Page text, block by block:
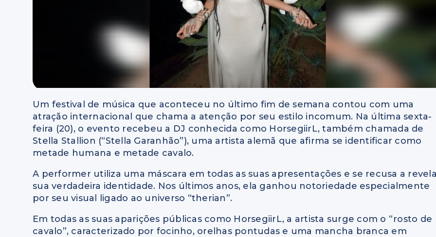
Um festival de música que aconteceu no último fim de semana contou com uma
atração internacional que chama a atenção por seu estilo incomum. Na última sexta-
feira (20), o evento recebeu a DJ conhecida como HorsegiirL, também chamada de
Stella Stallion (“Stella Garanhão”), uma artista alemã que afirma se identificar como
metade humana e metade cavalo.
A performer utiliza uma máscara em todas as suas apresentações e se recusa a
sua verdadeira identidade. Nos últimos anos, ela ganhou notoriedade especialmente
por seu visual ligado ao universo “therian”.
Em todas as suas aparições públicas como HorsegiirL, a artista surge com o “rosto de
cavalo”, caracterizado por focinho, orelhas pontudas e uma mancha branca em